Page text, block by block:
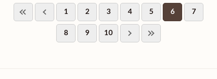
1 2 3 4 5 6 7
8 9 10